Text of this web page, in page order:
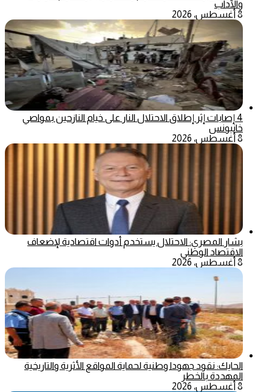
والآداب
8 أغسطس، 2026
4 إصابات إثر إطلاق الاحتلال النار على خيام النازحين بمواصي
خانيونس
8 أغسطس، 2026
بشار المصري: الاحتلال يستخدم أدوات اقتصادية لإضعاف
الاقتصاد الوطني
8 أغسطس، 2026
الحايك: نقود جهودا وطنية لحماية المواقع الأثرية والتاريخية
المهددة بالخطر
8 أغسطس، 2026